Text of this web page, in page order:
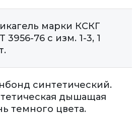
марки КСКГ
3956-76 с изм. 1-3, 1
синтетический.
дышащая
темного цвета.